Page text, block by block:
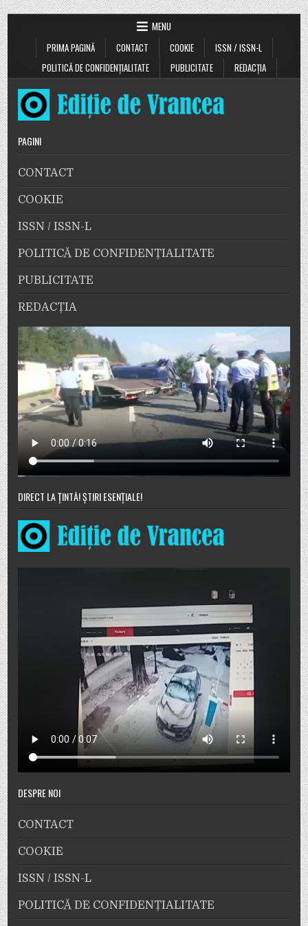
MENU
PRIMA PAGINĂ
CONTACT COOKIE
ISSN / ISSN-L
POLITICĂ DE CONFIDENȚIALITATE
PUBLICITATE REDACȚIA
PAGINI
CONTACT
COOKIE
ISSN / ISSN-L
POLITICĂ DE CONFIDENȚIALITATE
PUBLICITATE
REDACȚIA
DIRECT LA ȚINTĂ! ȘTIRI ESENȚIALE!
DESPRE NOI
CONTACT
COOKIE
ISSN / ISSN-L
POLITICĂ DE CONFIDENȚIALITATE